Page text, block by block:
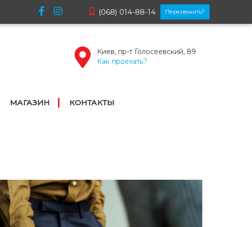
(068) 014-88-14 Перезвонить?
Киев, пр-т Голосеевский, 89
Как проехать?
МАГАЗИН КОНТАКТЫ